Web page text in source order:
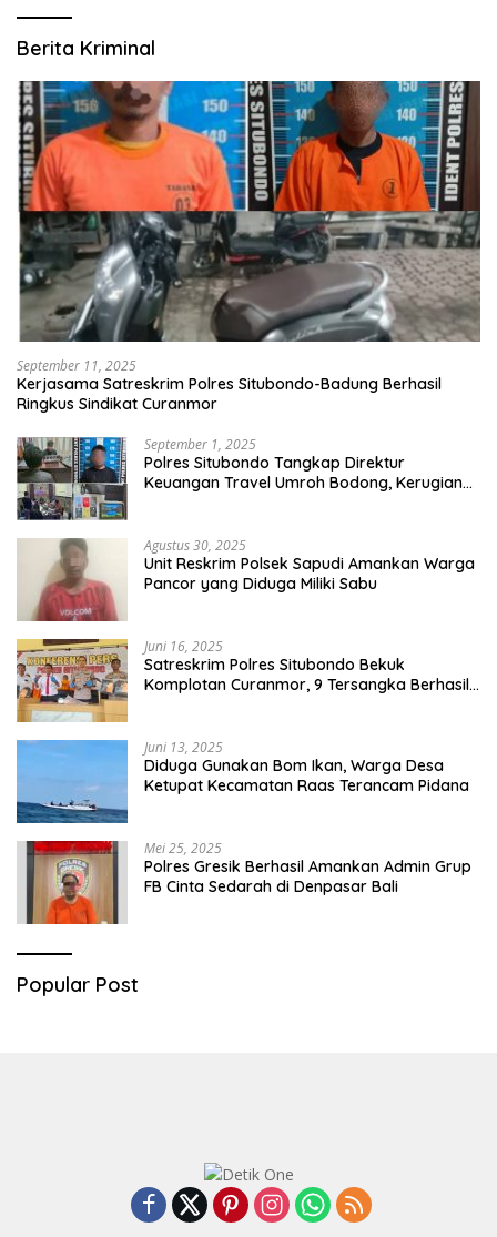
Berita Kriminal
September 11, 2025
Kerjasama Satreskrim Polres Situbondo-Badung Berhasil
Ringkus Sindikat Curanmor
September 1, 2025
Polres Situbondo Tangkap Direktur
Keuangan Travel Umroh Bodong, Kerugian
Agustus 30, 2025
Unit Reskrim Polsek Sapudi Amankan Warga
Pancor yang Diduga Miliki Sabu
Juni 16, 2025
Satreskrim Polres Situbondo Bekuk
Komplotan Curanmor, 9 Tersangka Berhasil
Juni 13, 2025
Diduga Gunakan Bom Ikan, Warga Desa
Ketupat Kecamatan Raas Terancam Pidana
Mei 25, 2025
Polres Gresik Berhasil Amankan Admin Grup
FB Cinta Sedarah di Denpasar Bali
Popular Post